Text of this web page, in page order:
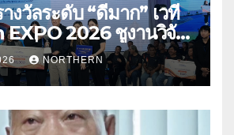
งวัลระดับ “ดีมาก” เวที
2026 ชูงานวิจัย
เคลื่อนนวัตกรรมสู่เชิง
NORTHERN